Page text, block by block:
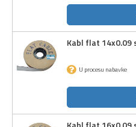
Kabl flat 14x0.09
U procesu nabavke